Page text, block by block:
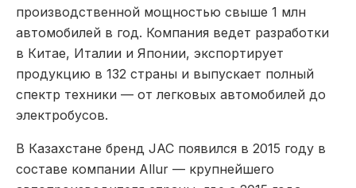
производственной мощностью свыше 1 млн
автомобилей в год. Компания ведет разработки
в Китае, Италии и Японии, экспортирует
продукцию в 132 страны и выпускает полный
спектр техники — от легковых автомобилей до
электробусов.
В Казахстане бренд JAC появился в 2015 году в
составе компании Allur — крупнейшего